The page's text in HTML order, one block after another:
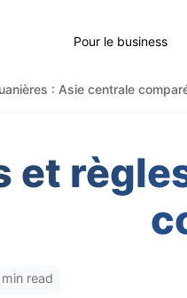
Pour le business
: Asie centrale
et
read